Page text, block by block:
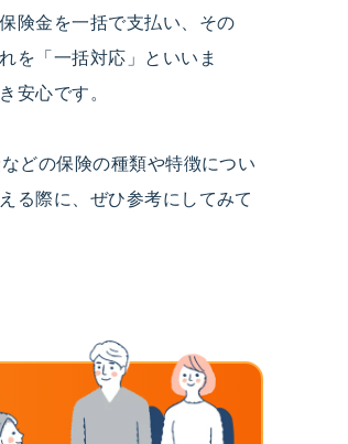
険金を一括で支払い、その
を「一括対応」といいま
安心です。
どの保険の種類や特徴につい
る際に、ぜひ参考にしてみて